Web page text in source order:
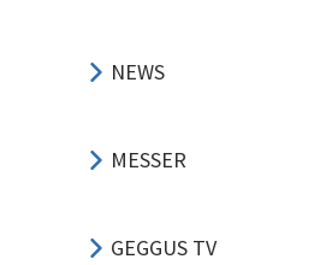
NEWS
MESSER
GEGGUS TV